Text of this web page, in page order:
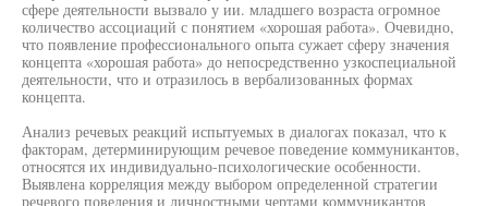
сфере деятельности вызвало у ии. младшего возраста огромное
количество ассоциаций с понятием «хорошая работа». Очевидно,
что появление профессионального опыта сужает сферу значения
концепта «хорошая работа» до непосредственно узкоспециальной
деятельности, что и отразилось в вербализованных формах
концепта.
Анализ речевых реакций испытуемых в диалогах показал, что к
факторам, детерминирующим речевое поведение коммуникантов,
относятся их индивидуально-психологические особенности.
Выявлена корреляция между выбором определенной стратегии
речевого поведения и личностными чертами коммуникантов